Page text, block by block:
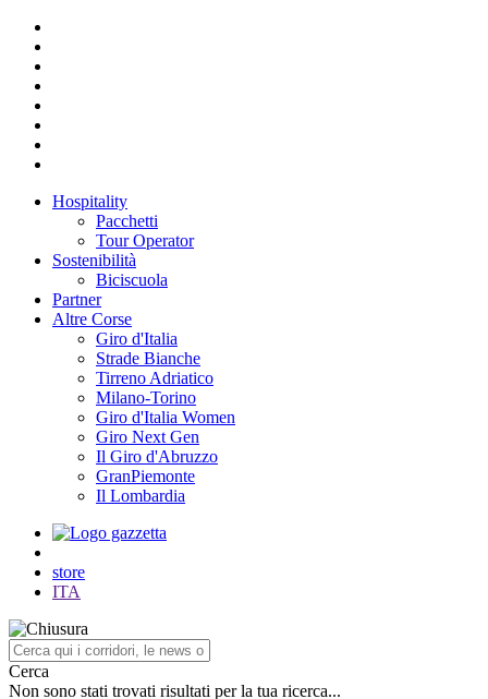
Hospitality
Pacchetti
Tour Operator
Sostenibilità
Biciscuola
Partner
Altre Corse
Giro d'Italia
Strade Bianche
Tirreno Adriatico
Milano-Torino
Giro d'Italia Women
Giro Next Gen
Il Giro d'Abruzzo
GranPiemonte
Il Lombardia
store
ITA
Cerca
Non sono stati trovati risultati per la tua ricerca...